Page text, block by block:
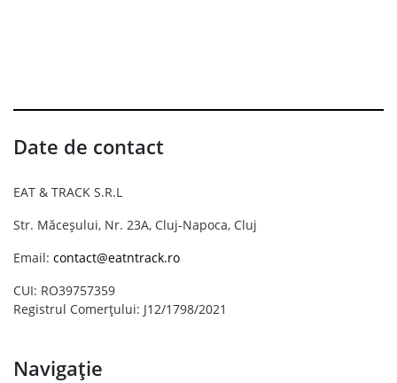
Date de contact
EAT & TRACK S.R.L
Str. Măceșului, Nr. 23A, Cluj-Napoca, Cluj
Email: contact@eatntrack.ro
CUI: RO39757359
Registrul Comerțului: J12/1798/2021
Navigație